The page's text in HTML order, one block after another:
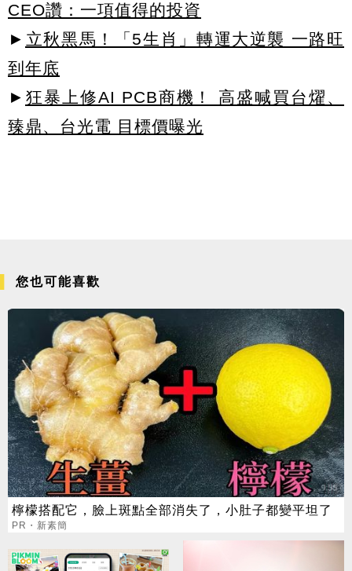
CEO讚：一項值得的投資
► 立秋黑馬！「5生肖」轉運大逆襲 一路旺
到年底
► 狂暴上修AI PCB商機！ 高盛喊買台燿、
臻鼎、台光電 目標價曝光
您也可能喜歡
檸檬搭配它，臉上斑點全部消失了，小肚子都變平坦了
PR・新素簡